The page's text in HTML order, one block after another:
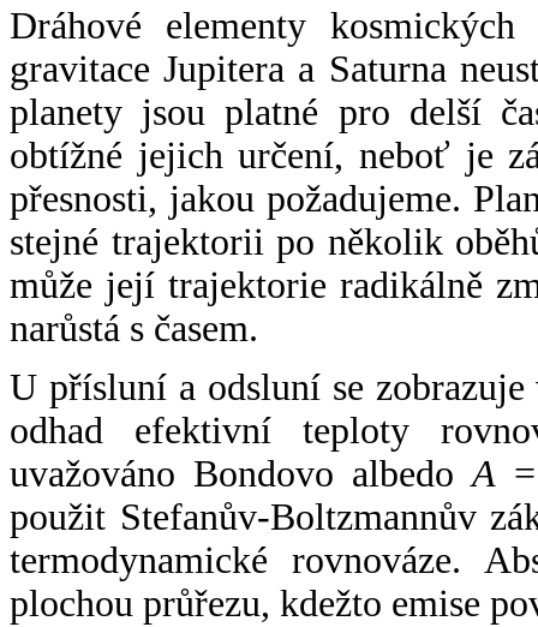
Dráhové elementy
gravitace Jupitera a Saturna
planety jsou platné pro delší
obtížné jejich určení, neboť je
přesnosti, jakou požadujeme.
stejné trajektorii po několik
může její trajektorie radikálně
narůstá s časem.
U přísluní a odsluní se
odhad efektivní teploty
uvažováno Bondovo albedoA
použit Stefanův-Boltzmannův
termodynamické rovnováze.
plochou průřezu, kdežto emise